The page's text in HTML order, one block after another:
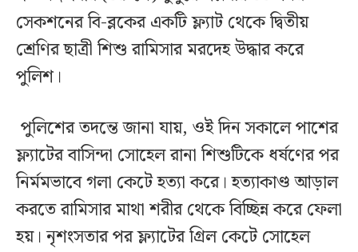
সেকশনের বি-ব্লকের একটি ফ্ল্যাট থেকে দ্বিতীয়
শ্রেণির ছাত্রী শিশু রামিসার মরদেহ উদ্ধার করে
পুলিশ।
পুলিশের তদন্তে জানা যায়, ওই দিন সকালে পাশের
ফ্ল্যাটের বাসিন্দা সোহেল রানা শিশুটিকে ধর্ষণের পর
নির্মমভাবে গলা কেটে হত্যা করে। হত্যাকাণ্ড আড়াল
করতে রামিসার মাথা শরীর থেকে বিচ্ছিন্ন করে ফেলা
হয়। নৃশংসতার পর ফ্ল্যাটের গ্রিল কেটে সোহেল